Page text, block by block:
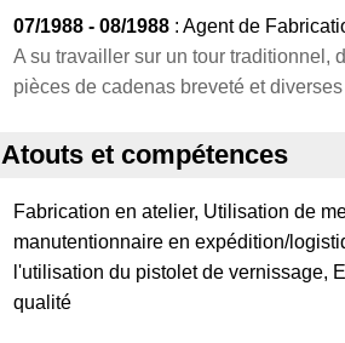
07/1988 - 08/1988 : Agent de
A su travailler sur un tour traditionnel,
pièces de cadenas breveté et
Atouts et compétences
Fabrication en atelier, Utilisation de
manutentionnaire en expédition/
l'utilisation du pistolet de vernissage,
qualité